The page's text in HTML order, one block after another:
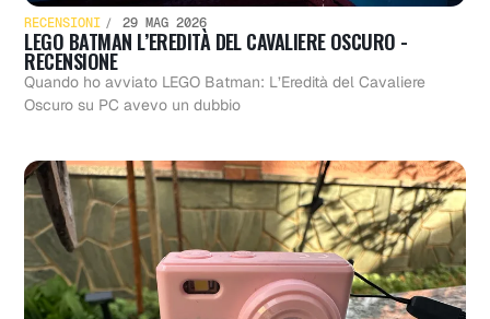
RECENSIONI 29 MAG 2026
LEGO BATMAN L’EREDITÀ DEL CAVALIERE OSCURO -
RECENSIONE
Quando ho avviato LEGO Batman: L’Eredità del Cavaliere
Oscuro su PC avevo un dubbio